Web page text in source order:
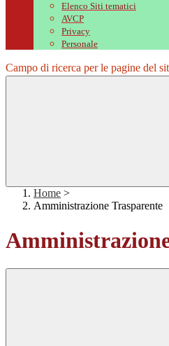
Elenco Siti tematici
AVCP
Privacy
Personale
Campo di ricerca per le pagine del
Home >
Amministrazione Trasparente